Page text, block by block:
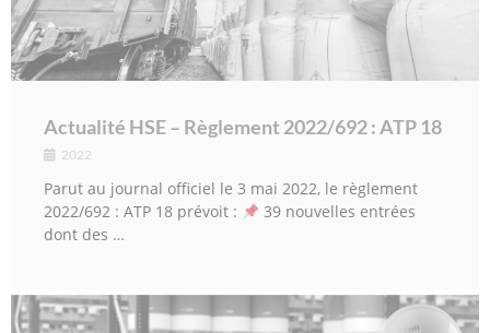
Actualité HSE – Règlement 2022/692 : ATP 18
2022
Parut au journal officiel le 3 mai 2022, le règlement
2022/692 : ATP 18 prévoit :
39 nouvelles entrées
dont des …